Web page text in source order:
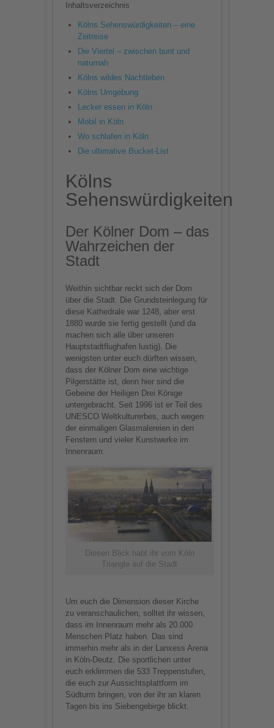
Inhaltsverzeichnis
Kölns Sehenswürdigkeiten – eine
Zeitreise
Die Viertel – zwischen bunt und
naturnah
Kölns wildes Nachtleben
Kölns Umgebung
Lecker essen in Köln
Mobil in Köln
Wo schlafen in Köln
Die ultimative Bucket-List
Kölns
Sehenswürdigkeiten
Der Kölner Dom – das
Wahrzeichen der
Stadt
Weithin sichtbar reckt sich der Dom
über die Stadt. Die Grundsteinlegung für
diese Kathedrale war 1248, aber erst
1880 wurde sie fertig gestellt (und da
machen sich alle über unseren
Hauptstadtflughafen lustig). Die
wenigsten unter euch dürften wissen,
dass der Kölner Dom eine wichtige
Pilgerstätte ist, denn hier sind die
Gebeine der Heiligen Drei Könige
untergebracht. Seit 1996 ist er Teil des
UNESCO Weltkulturerbes, auch wegen
der einmaligen Glasmalereien in den
Fenstern und vieler Kunstwerke im
Innenraum.
Diesen Blick habt ihr vom Köln
Triangle auf die Stadt
Um euch die Dimension dieser Kirche
zu veranschaulichen, solltet ihr wissen,
dass im Innenraum mehr als 20.000
Menschen Platz haben. Das sind
immerhin mehr als in der Lanxess Arena
in Köln-Deutz. Die sportlichen unter
euch erklimmen die 533 Treppenstufen,
die euch zur Aussichtsplattform im
Südturm bringen, von der ihr an klaren
Tagen bis ins Siebengebirge blickt.